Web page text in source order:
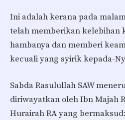
Ini adalah kerana pada
telah memberikan kelebihan
hambanya dan memberi
kecuali yang syirik kepada-
Sabda Rasulullah SAW
diriwayatkan oleh Ibn Majah
Hurairah RA yang bermaksud: